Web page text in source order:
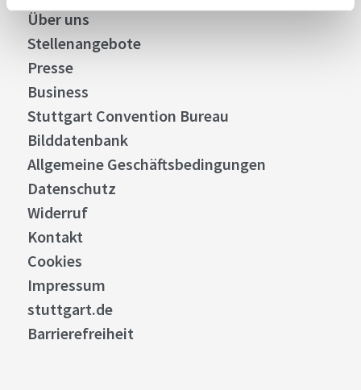
Über uns
Stellenangebote
Presse
Business
Stuttgart Convention Bureau
Bilddatenbank
Allgemeine Geschäftsbedingungen
Datenschutz
Widerruf
Kontakt
Cookies
Impressum
stuttgart.de
Barrierefreiheit